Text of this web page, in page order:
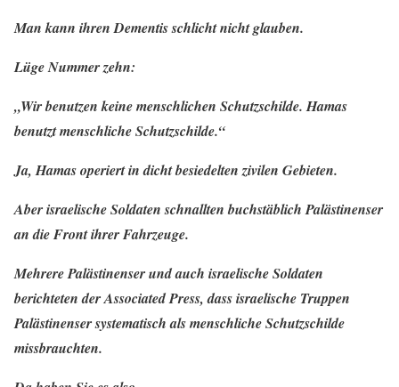
Man kann ihren Dementis schlicht nicht glauben.
Lüge Nummer zehn:
„Wir benutzen keine menschlichen Schutzschilde. Hamas
benutzt menschliche Schutzschilde.“
Ja, Hamas operiert in dicht besiedelten zivilen Gebieten.
Aber israelische Soldaten schnallten buchstäblich Palästinenser
an die Front ihrer Fahrzeuge.
Mehrere Palästinenser und auch israelische Soldaten
berichteten der Associated Press, dass israelische Truppen
Palästinenser systematisch als menschliche Schutzschilde
missbrauchten.